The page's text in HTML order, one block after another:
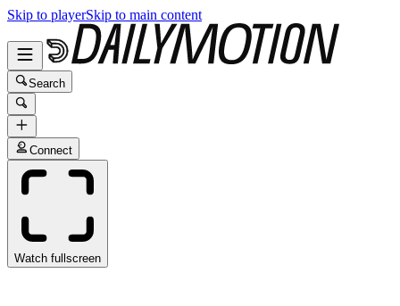
Skip to playerSkip to main content
Search
Connect
Watch fullscreen